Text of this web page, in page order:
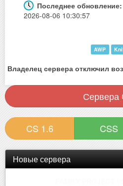
Последнее обновление:
2026-08-06 10:30:57
AWP
Владелец сервера отключил
Сервера
CS 1.6 CSS
Новые сервера